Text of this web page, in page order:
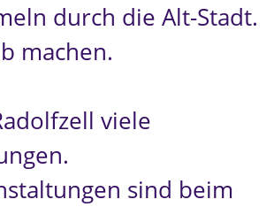
durch die Alt-Stadt.
machen.
viele
sind beim